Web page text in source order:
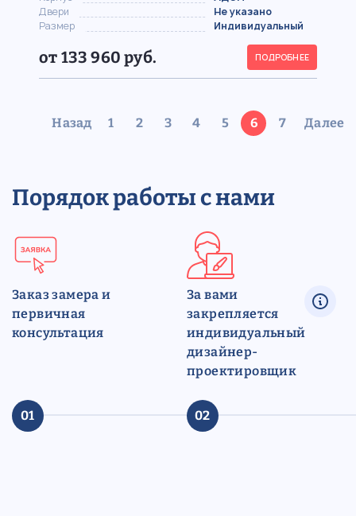
Двери
Не указано
Размер
Индивидуальный
от 133 960 руб. ПОДРОБНЕЕ
Назад 1 2 3 4 5 6 7 Далее
Порядок работы с нами
Заказ замера и
первичная
консультация
01
За вами
закрепляется
индивидуальный
дизайнер-
проектировщик
02